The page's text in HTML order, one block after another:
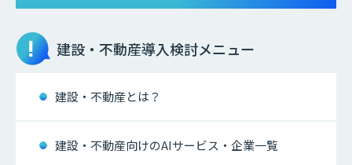
建設・不動産導入検討メニュー
建設・不動産とは？
建設・不動産向けのAIサービス・企業一覧